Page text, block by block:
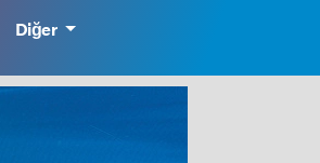
Diğer